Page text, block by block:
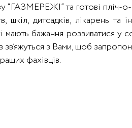
та готові пліч-
дитсадків, лікарень та
мають бажання
зв’яжуться з Вами, щоб
фахівців.